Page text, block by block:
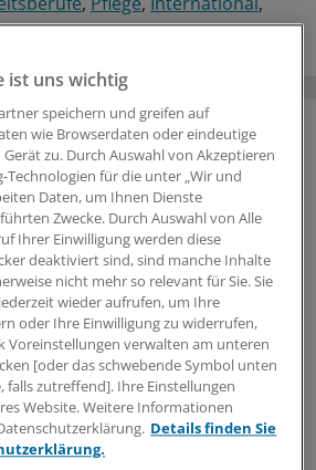
Entbudgetierung:
steigen – besonders in den
die Entbudgetierung vor allem
Hausärzten in den Stadtstaaten
Wie stark die
in einzelnen KVen ausfällt, zeigt
Zeitung.
ist uns wichtig
speichern und greifen auf
wie Browserdaten oder eindeutige
zu. Durch Auswahl von Akzeptieren
Technologien für die unter „Wir und
Daten, um Ihnen Dienste
Zwecke. Durch Auswahl von Alle
Ihrer Einwilligung werden diese
deaktiviert sind, sind manche Inhalte
nicht mehr so relevant für Sie. Sie
wieder aufrufen, um Ihre
oder Ihre Einwilligung zu widerrufen,
Voreinstellungen verwalten am unteren
[oder das schwebende Symbol unten
falls zutreffend]. Ihre Einstellungen
Website. Weitere Informationen
Details finden Sie